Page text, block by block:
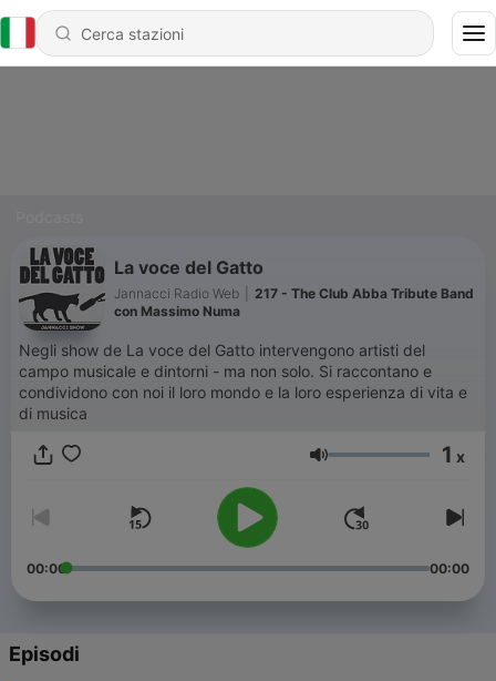
La voce del Gatto
Jannacci Radio Web
217 - The Club Abba Tribute Band
con Massimo Numa
Negli show de La voce del Gatto intervengono artisti del
campo musicale e dintorni - ma non solo. Si raccontano e
condividono con noi il loro mondo e la loro esperienza di vita e
di musica
Volume 1 x
00:00 00:00
Episodi